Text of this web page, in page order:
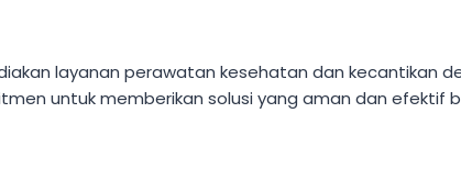
layanan perawatan kesehatan dan kecantikan
untuk memberikan solusi yang aman dan efektif